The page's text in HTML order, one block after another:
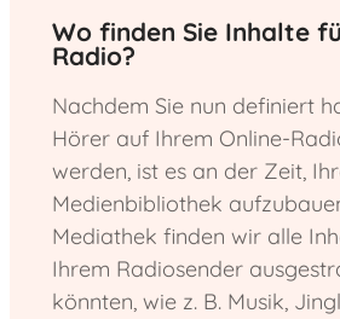
Wo finden Sie Inhalte
Radio?
Nachdem Sie nun definiert
Hörer auf Ihrem Online-
werden, ist es an der Zeit,
Medienbibliothek
Mediathek finden wir alle
Ihrem Radiosender
könnten, wie z. B. Musik,